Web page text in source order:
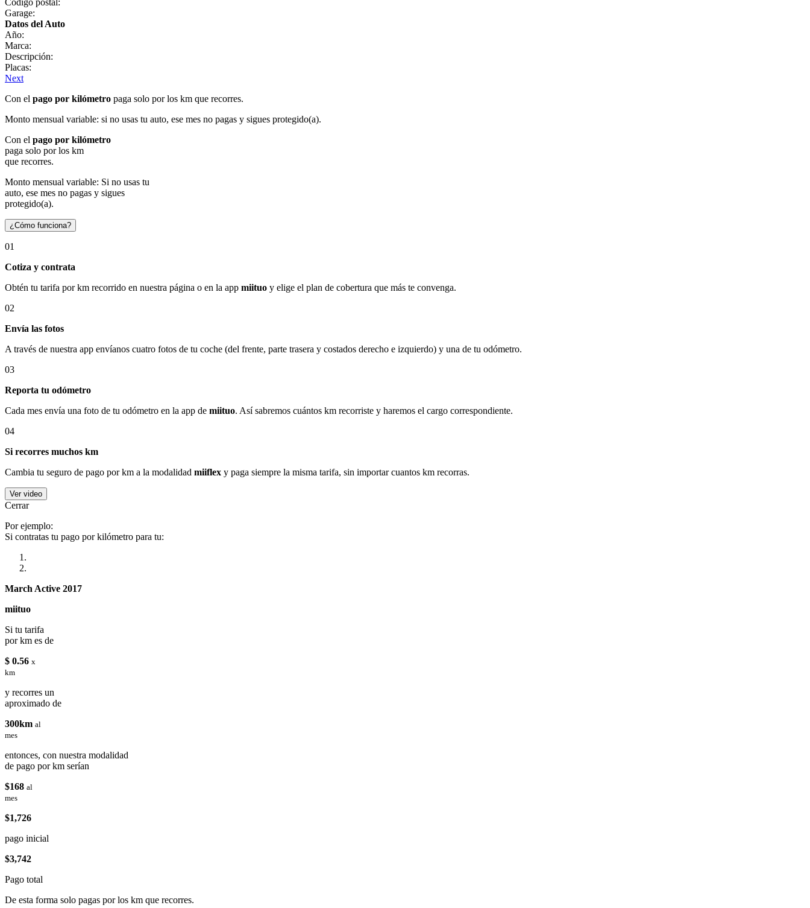
Garage:
Datos del Auto
Año:
Marca:
Descripción:
Placas:
Next
Con el pago por kilómetro paga solo por los km que recorres.
Monto mensual variable: si no usas tu auto, ese mes no pagas y sigues protegido(a).
Con el pago por kilómetro
paga solo por los km
que recorres.
Monto mensual variable: Si no usas tu
auto, ese mes no pagas y sigues
protegido(a).
¿Cómo funciona?
01
Cotiza y contrata
Obtén tu tarifa por km recorrido en nuestra página o en la app miituo y elige el plan de cobertura que más te convenga.
02
Envía las fotos
A través de nuestra app envíanos cuatro fotos de tu coche (del frente, parte trasera y costados derecho e izquierdo) y una de tu odómetro.
03
Reporta tu odómetro
Cada mes envía una foto de tu odómetro en la app de miituo. Así sabremos cuántos km recorriste y haremos el cargo correspondiente.
04
Si recorres muchos km
Cambia tu seguro de pago por km a la modalidad miiflex y paga siempre la misma tarifa, sin importar cuantos km recorras.
Ver video
Cerrar
Por ejemplo:
Si contratas tu pago por kilómetro para tu:
March Active 2017
miituo
Si tu tarifa
por km es de
$ 0.56 x
km
y recorres un
aproximado de
300km al
mes
entonces, con nuestra modalidad
de pago por km serían
$168 al
mes
$1,726
pago inicial
$3,742
Pago total
De esta forma solo pagas por los km que recorres.